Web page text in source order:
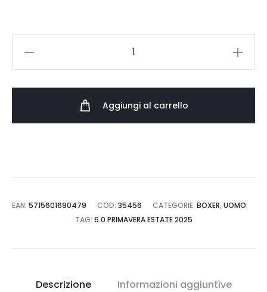
Aggiungi al carrello
EAN: 5715601690479 COD: 35456 CATEGORIE: BOXER, UOMO
TAG: 6.0 PRIMAVERA ESTATE 2025
Descrizione Informazioni aggiuntive